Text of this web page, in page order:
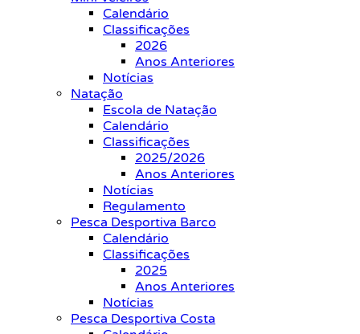
Calendário
Classificações
2026
Anos Anteriores
Notícias
Natação
Escola de Natação
Calendário
Classificações
2025/2026
Anos Anteriores
Notícias
Regulamento
Pesca Desportiva Barco
Calendário
Classificações
2025
Anos Anteriores
Notícias
Pesca Desportiva Costa